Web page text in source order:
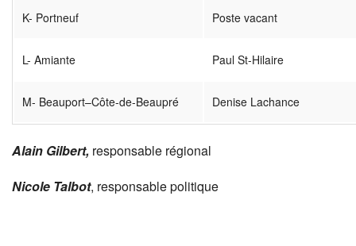
K- Portneuf Poste vacant
L- Amiante Paul St-Hilaire
M- Beauport–Côte-de-Beaupré Denise Lachance
Alain Gilbert, responsable régional
Nicole Talbot, responsable politique